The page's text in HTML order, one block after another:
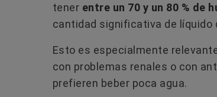
tener entre un 70 y un 80 % de
cantidad significativa de líquido
Esto es especialmente
con problemas renales o con
prefieren beber poca agua.